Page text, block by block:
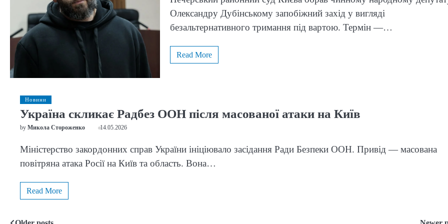
Олександру Дубінському запобіжний захід у вигляді
безальтернативного тримання під вартою. Термін —…
Read More
Новини
Україна скликає Радбез ООН після масованої атаки на Київ
by Микола Стороженко 14.05.2026
Міністерство закордонних справ України ініціювало засідання Ради Безпеки ООН. Привід — масована
повітряна атака Росії на Київ та область. Вона…
Read More